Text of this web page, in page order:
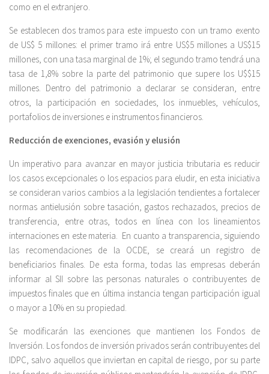
como en el extranjero.
Se establecen dos tramos para este impuesto con un tramo exento
de US$ 5 millones: el primer tramo irá entre US$5 millones a US$15
millones, con una tasa marginal de 1%; el segundo tramo tendrá una
tasa de 1,8% sobre la parte del patrimonio que supere los U$$15
millones. Dentro del patrimonio a declarar se consideran, entre
otros, la participación en sociedades, los inmuebles, vehículos,
portafolios de inversiones e instrumentos financieros.
Reducción de exenciones, evasión y elusión
Un imperativo para avanzar en mayor justicia tributaria es reducir
los casos excepcionales o los espacios para eludir, en esta iniciativa
se consideran varios cambios a la legislación tendientes a fortalecer
normas antielusión sobre tasación, gastos rechazados, precios de
transferencia, entre otras, todos en línea con los lineamientos
internaciones en este materia. En cuanto a transparencia, siguiendo
las recomendaciones de la OCDE, se creará un registro de
beneficiarios finales. De esta forma, todas las empresas deberán
informar al SII sobre las personas naturales o contribuyentes de
impuestos finales que en última instancia tengan participación igual
o mayor a 10% en su propiedad.
Se modificarán las exenciones que mantienen los Fondos de
Inversión. Los fondos de inversión privados serán contribuyentes del
IDPC, salvo aquellos que inviertan en capital de riesgo, por su parte